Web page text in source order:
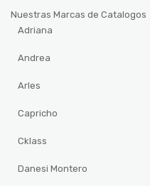
Nuestras Marcas de Catalogos
Adriana
Andrea
Arles
Capricho
Cklass
Danesi Montero